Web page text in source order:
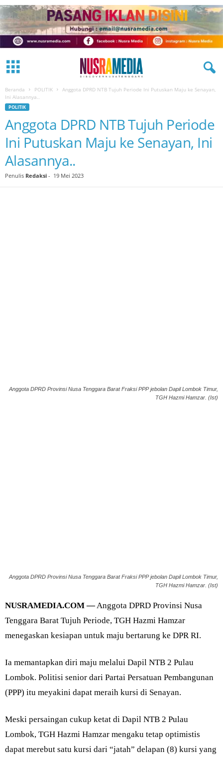
Beranda POLITIK
Anggota DPRD NTB Tujuh Periode Ini Putuskan Maju ke Senayan,
Ini Alasannya..
POLITIK
Anggota DPRD NTB Tujuh Periode
Ini Putuskan Maju ke Senayan, Ini
Alasannya..
Penulis Redaksi - 19 Mei 2023
Anggota DPRD Provinsi Nusa Tenggara Barat Fraksi PPP jebolan Dapil Lombok Timur,
TGH Hazmi Hamzar. (Ist)
Anggota DPRD Provinsi Nusa Tenggara Barat Fraksi PPP jebolan Dapil Lombok Timur,
TGH Hazmi Hamzar. (Ist)
NUSRAMEDIA.COM —Anggota DPRD Provinsi Nusa
Tenggara Barat Tujuh Periode, TGH Hazmi Hamzar
menegaskan kesiapan untuk maju bertarung ke DPR RI.
Ia memantapkan diri maju melalui Dapil NTB 2 Pulau
Lombok. Politisi senior dari Partai Persatuan Pembangunan
(PPP) itu meyakini dapat meraih kursi di Senayan.
Meski persaingan cukup ketat di Dapil NTB 2 Pulau
Lombok, TGH Hazmi Hamzar mengaku tetap optimistis
dapat merebut satu kursi dari “jatah” delapan (8) kursi yang